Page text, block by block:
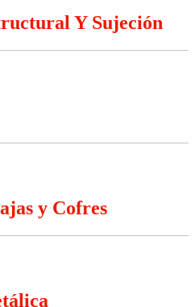
Y Sujeción
y Cofres